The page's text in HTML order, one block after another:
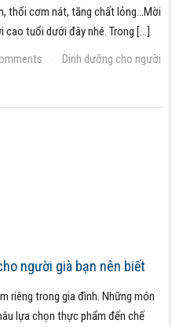
thổi cơm nát, tăng chất lỏng…Mời
cao tuổi dưới đây nhé. Trong […]
·
Dinh dưỡng cho người
người già bạn nên biết
riêng trong gia đình. Những món
lựa chọn thực phẩm đến chế